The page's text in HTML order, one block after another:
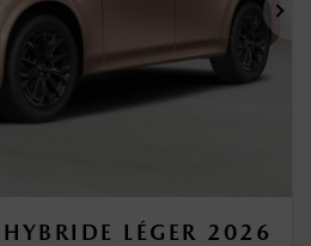
LÉGER 2026